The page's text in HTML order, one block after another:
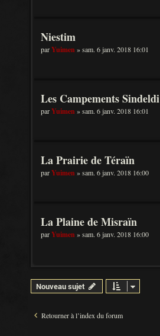
Niestim
parYuimen» sam. 6 janv. 2018 16:01
Les Campements Sindeldi
parYuimen» sam. 6 janv. 2018 16:01
La Prairie de Téraïn
parYuimen» sam. 6 janv. 2018 16:00
La Plaine de Misraïn
parYuimen» sam. 6 janv. 2018 16:00
Nouveau sujet
Retourner à l’index du forum